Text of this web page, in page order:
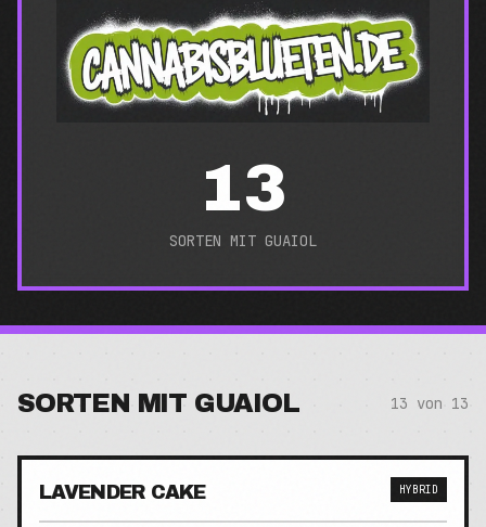
13
SORTEN MIT GUAIOL
SORTEN MIT GUAIOL 13 von 13
LAVENDER CAKE HYBRID